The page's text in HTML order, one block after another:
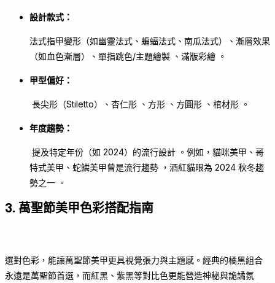
設計款式：
法式指甲變形（如幽靈法式、蝙蝠法式、南瓜法式）、漸層效果
（如血色漸層）、單指跳色/主題繪製 、滿版彩繪 。
甲型偏好：
長尖形（Stiletto）、杏仁形 、方形 、方圓形 、棺材形 。
年度趨勢：
提及特定年份（如 2024）的流行設計 。例如，貓咪美甲、哥
特式美甲、蛇鱗美甲曾是流行趨勢 ，酒紅貓眼為 2024 秋冬趨
勢之一 。
3. 萬聖節美甲色彩搭配指南
選對色彩，能讓萬聖節美甲更具視覺張力與主題感。經典的橘黑組合
永遠是萬聖節首選，而紅黑、紫黑等對比色更能營造神秘與詭譎氛